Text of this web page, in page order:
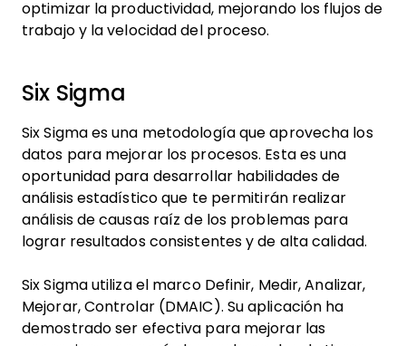
optimizar la productividad, mejorando los flujos de
trabajo y la velocidad del proceso.
Six Sigma
Six Sigma es una metodología que aprovecha los
datos para mejorar los procesos. Esta es una
oportunidad para desarrollar habilidades de
análisis estadístico que te permitirán realizar
análisis de causas raíz de los problemas para
lograr resultados consistentes y de alta calidad.
Six Sigma utiliza el marco Definir, Medir, Analizar,
Mejorar, Controlar (DMAIC). Su aplicación ha
demostrado ser efectiva para mejorar las